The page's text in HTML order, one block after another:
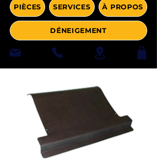
PIÈCES SERVICES À PROPOS
DÉNEIGEMENT